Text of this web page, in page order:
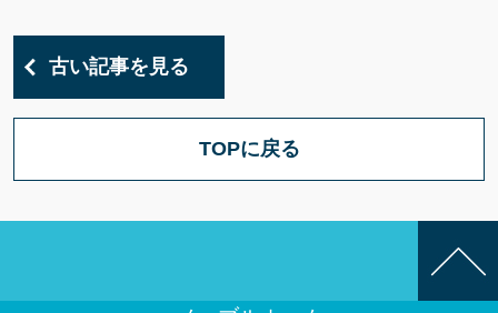
古い記事を見る
TOPに戻る